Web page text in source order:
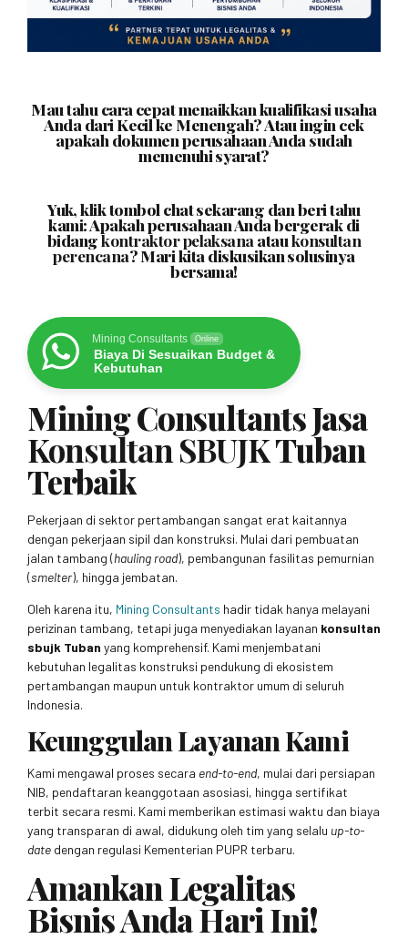
Mau tahu cara cepat menaikkan kualifikasi usaha
Anda dari Kecil ke Menengah? Atau ingin cek
apakah dokumen perusahaan Anda sudah
memenuhi syarat?
Yuk, klik tombol chat sekarang dan beri tahu
kami: Apakah perusahaan Anda bergerak di
bidangkontraktor pelaksana ataukonsultan
perencana? Mari kita diskusikan solusinya
bersama!
Mining Consultants Online
Biaya Di Sesuaikan Budget &
Kebutuhan
Mining Consultants Jasa
Konsultan SBUJKTuban
Terbaik
Pekerjaan di sektor pertambangan sangat erat kaitannya
dengan pekerjaan sipil dan konstruksi. Mulai dari pembuatan
jalan tambang (hauling road), pembangunan fasilitas pemurnian
(smelter), hingga jembatan.
Oleh karena itu, Mining Consultants hadir tidak hanya melayani
perizinan tambang, tetapi juga menyediakan layanan konsultan
sbujk Tuban yang komprehensif. Kami menjembatani
kebutuhan legalitas konstruksi pendukung di ekosistem
pertambangan maupun untuk kontraktor umum di seluruh
Indonesia.
Keunggulan Layanan Kami
Kami mengawal proses secara end-to-end, mulai dari persiapan
NIB, pendaftaran keanggotaan asosiasi, hingga sertifikat
terbit secara resmi. Kami memberikan estimasi waktu dan biaya
yang transparan di awal, didukung oleh tim yang selalu up-to-
date dengan regulasi Kementerian PUPR terbaru.
Amankan Legalitas
Bisnis Anda Hari Ini!